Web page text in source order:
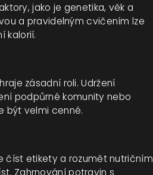
jako je genetika, věk a
a pravidelným cvičením lze
kalorií.
zásadní roli. Udržení
podpůrné komunity nebo
být velmi cenné.
číst etikety a rozumět nutričním
Zahrnování potravin s